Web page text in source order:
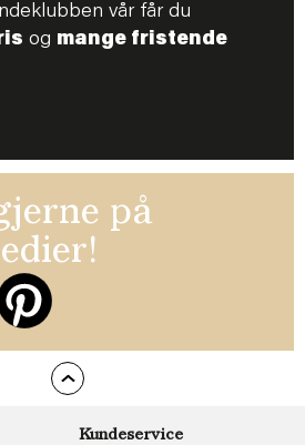
vår får du
og mange fristende
på
Kundeservice